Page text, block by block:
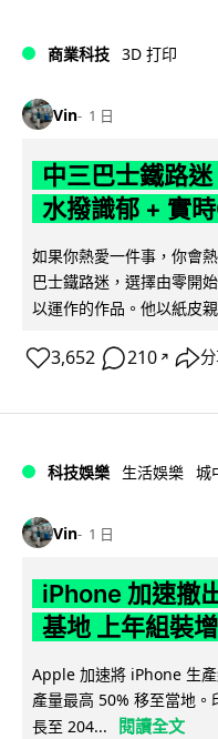
商業科技 3D 打印
Vin 1 日
中三巴士鐵路
水撥識郁 + 實
如果你熱愛一件事，你會
巴士鐵路迷，選擇由零開
以運作的作品。他以紙皮
3,652 210 ↗
科技娛樂 生活娛樂 城
Vin 1 日
iPhone 加速撤
基地 上年組裝
Apple 加速將 iPhone 生
產量最高 50% 移至當地
長至 204...
閱讀全文